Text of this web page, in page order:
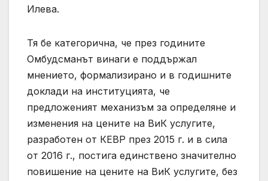
Илева.
Тя бе категорична, че през годините
Омбудсманът винаги е поддържал
мнението, формализирано и в годишните
доклади на институцията, че
предложеният механизъм за определяне и
изменения на цените на ВиК услугите,
разработен от КЕВР през 2015 г. и в сила
от 2016 г., постига единствено значително
повишение на цените на ВиК услугите, без